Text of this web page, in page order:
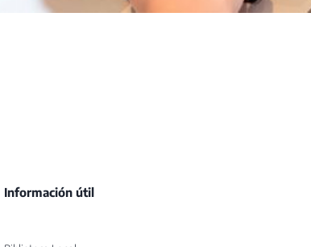
Información útil